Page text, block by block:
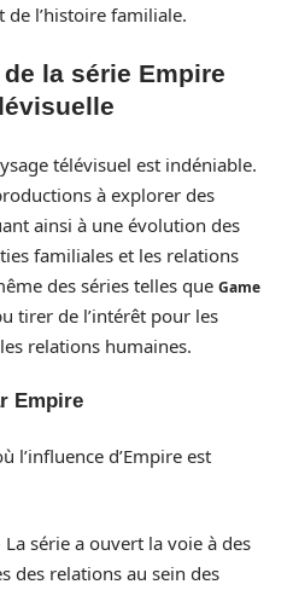
de l’histoire familiale.
la série Empire
télévisuel est indéniable.
à explorer des
ainsi à une évolution des
familiales et les relations
des séries telles que Game
tirer de l’intérêt pour les
relations humaines.
Empire
l’influence d’Empire est
La série a ouvert la voie à des
des relations au sein des